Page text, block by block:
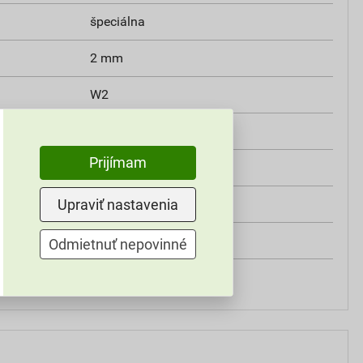
špeciálna
2 mm
W2
V2
HN2B
Weber
Prijímam
Upraviť nastavenia
Odmietnuť nepovinné